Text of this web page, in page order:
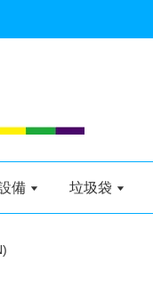
備 垃圾袋